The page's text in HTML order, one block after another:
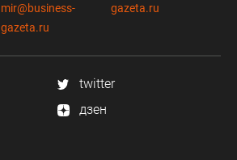
mir@business-
gazeta.ru
gazeta.ru
twitter
дзен